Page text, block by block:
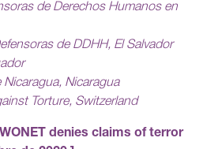
de Derechos Humanos en
de DDHH, El Salvador
Nicaragua
Torture, Switzerland
denies claims of terror